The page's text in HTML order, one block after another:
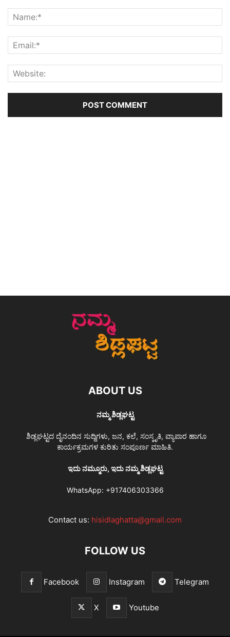
ABOUT US
ನಮ್ಮ ಶಿಡ್ಲಘಟ್ಟ
ಶಿಡ್ಲಘಟ್ಟದ ದೈನಂದಿನ ಸುದ್ದಿಗಳು, ಜನ, ಕಲೆ, ಸಂಸ್ಕೃತಿ, ವ್ಯಾಪಾರ ಹಾಗೂ
ಕಾರ್ಯಕ್ರಮಗಳ ಕುರಿತು ಸಂಪೂರ್ಣ ಮಾಹಿತಿ.
ಇದು ನಮ್ಮೂರು, ಇದು ನಮ್ಮ ಶಿಡ್ಲಘಟ್ಟ
WhatsApp: +917406303366
Contact us: hisidlaghatta@gmail.com
FOLLOW US
Facebook Instagram Telegram
X Youtube